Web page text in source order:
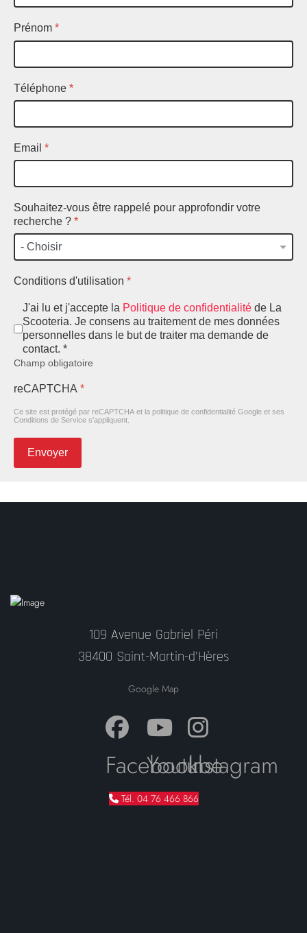
Prénom *
Téléphone *
Email *
Souhaitez-vous être rappelé pour approfondir votre
recherche ? *
Conditions d'utilisation *
J'ai lu et j'accepte la Politique de confidentialité de La
Scooteria. Je consens au traitement de mes données
personnelles dans le but de traiter ma demande de
contact. *
Champ obligatoire
reCAPTCHA *
Ce site est protégé par reCAPTCHA et la politique de confidentialité Google et ses
Conditions de Service s'appliquent.
Envoyer
109 Avenue Gabriel Péri
38400 Saint-Martin-d'Hères
Google Map
Facebook
YoutubeInstagram
Tél. 04 76 466 866